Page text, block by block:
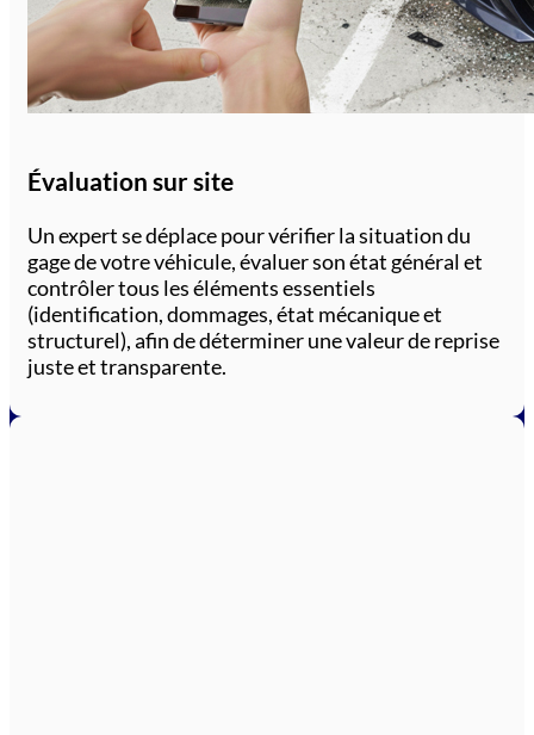
Évaluation sur site
Un expert se déplace pour vérifier la situation du
gage de votre véhicule, évaluer son état général et
contrôler tous les éléments essentiels
(identification, dommages, état mécanique et
structurel), afin de déterminer une valeur de reprise
juste et transparente.